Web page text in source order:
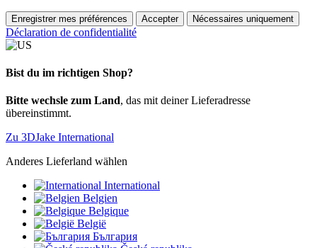
Enregistrer mes préférences Accepter Nécessaires uniquement
Déclaration de confidentialité
Bist du im richtigen Shop?
Bitte wechsle zum Land, das mit deiner Lieferadresse
übereinstimmt.
Zu 3DJake International
Anderes Lieferland wählen
International
Belgien
Belgique
België
България